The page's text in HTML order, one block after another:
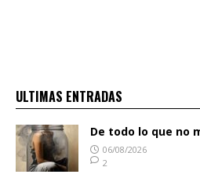
ULTIMAS ENTRADAS
De todo lo que no
06/08/2026
2